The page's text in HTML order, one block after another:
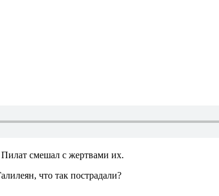
смешал с жертвами их.
что так пострадали?